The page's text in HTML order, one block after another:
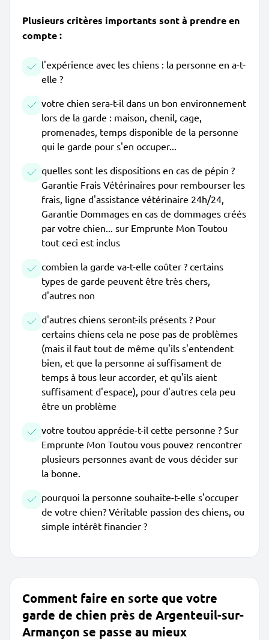
Plusieurs critères importants sont à prendre en
compte :
l'expérience avec les chiens : la personne en a-t-
elle ?
votre chien sera-t-il dans un bon environnement
lors de la garde : maison, chenil, cage,
promenades, temps disponible de la personne
qui le garde pour s'en occuper...
quelles sont les dispositions en cas de pépin ?
Garantie Frais Vétérinaires pour rembourser les
frais, ligne d'assistance vétérinaire 24h/24,
Garantie Dommages en cas de dommages créés
par votre chien... sur Emprunte Mon Toutou
tout ceci est inclus
combien la garde va-t-elle coûter ? certains
types de garde peuvent être très chers,
d'autres non
d'autres chiens seront-ils présents ? Pour
certains chiens cela ne pose pas de problèmes
(mais il faut tout de même qu'ils s'entendent
bien, et que la personne ai suffisament de
temps à tous leur accorder, et qu'ils aient
suffisament d'espace), pour d'autres cela peu
être un problème
votre toutou apprécie-t-il cette personne ? Sur
Emprunte Mon Toutou vous pouvez rencontrer
plusieurs personnes avant de vous décider sur
la bonne.
pourquoi la personne souhaite-t-elle s'occuper
de votre chien? Véritable passion des chiens, ou
simple intérêt financier ?
Comment faire en sorte que votre
garde de chien près de Argenteuil-sur-
Armançon se passe au mieux